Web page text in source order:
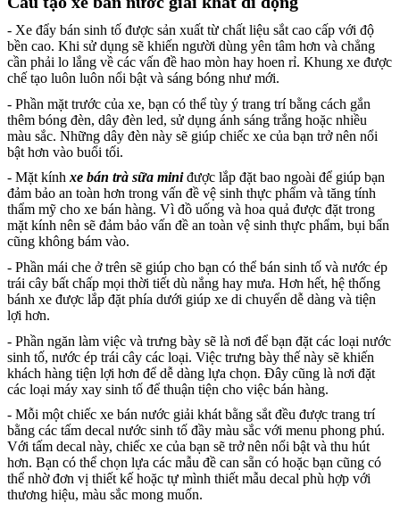
- Xe đẩy bán sinh tố được sản xuất từ chất liệu sắt cao cấp với độ
bền cao. Khi sử dụng sẽ khiến người dùng yên tâm hơn và chẳng
cần phải lo lắng về các vấn đề hao mòn hay hoen rỉ. Khung xe được
chế tạo luôn luôn nổi bật và sáng bóng như mới.
- Phần mặt trước của xe, bạn có thể tùy ý trang trí bằng cách gắn
thêm bóng đèn, dây đèn led, sử dụng ánh sáng trắng hoặc nhiều
màu sắc. Những dây đèn này sẽ giúp chiếc xe của bạn trở nên nổi
bật hơn vào buổi tối.
- Mặt kính xe bán trà sữa miniđược lắp đặt bao ngoài để giúp bạn
đảm bảo an toàn hơn trong vấn đề vệ sinh thực phẩm và tăng tính
thẩm mỹ cho xe bán hàng. Vì đồ uống và hoa quả được đặt trong
mặt kính nên sẽ đảm bảo vấn đề an toàn vệ sinh thực phẩm, bụi bẩn
cũng không bám vào.
- Phần mái che ở trên sẽ giúp cho bạn có thể bán sinh tố và nước ép
trái cây bất chấp mọi thời tiết dù nắng hay mưa. Hơn hết, hệ thống
bánh xe được lắp đặt phía dưới giúp xe di chuyển dễ dàng và tiện
lợi hơn.
- Phần ngăn làm việc và trưng bày sẽ là nơi để bạn đặt các loại nước
sinh tố, nước ép trái cây các loại. Việc trưng bày thế này sẽ khiến
khách hàng tiện lợi hơn để dễ dàng lựa chọn. Đây cũng là nơi đặt
các loại máy xay sinh tố để thuận tiện cho việc bán hàng.
- Mỗi một chiếc xe bán nước giải khát bằng sắt đều được trang trí
bằng các tấm decal nước sinh tố đầy màu sắc với menu phong phú.
Với tấm decal này, chiếc xe của bạn sẽ trở nên nổi bật và thu hút
hơn. Bạn có thể chọn lựa các mẫu đề can sẵn có hoặc bạn cũng có
thể nhờ đơn vị thiết kế hoặc tự mình thiết mẫu decal phù hợp với
thương hiệu, màu sắc mong muốn.